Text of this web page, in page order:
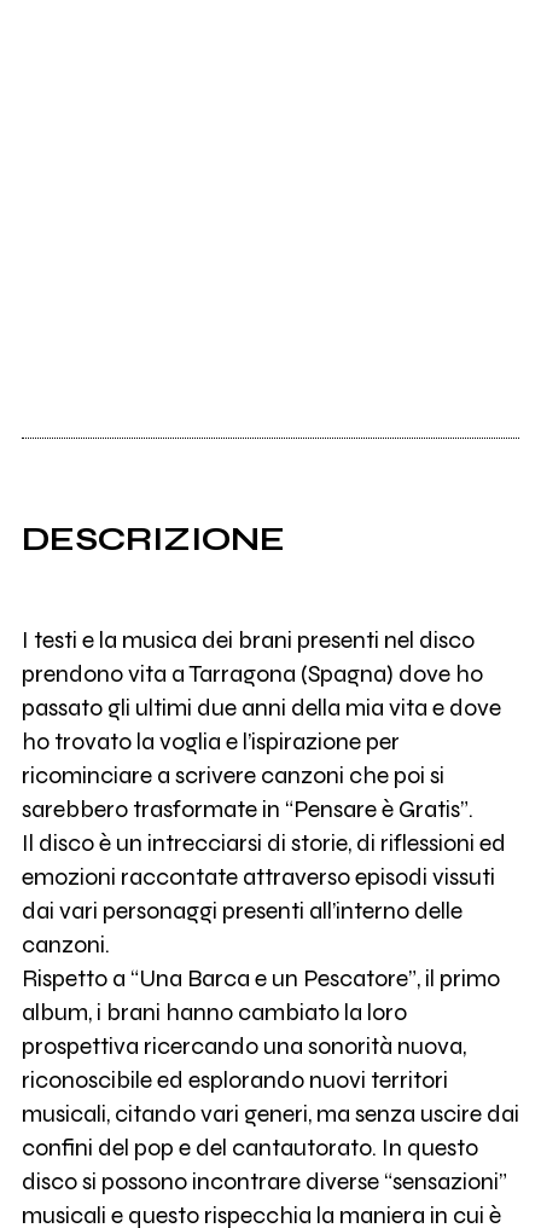
DESCRIZIONE
I testi e la musica dei brani presenti nel disco
prendono vita a Tarragona (Spagna) dove ho
passato gli ultimi due anni della mia vita e dove
ho trovato la voglia e l’ispirazione per
ricominciare a scrivere canzoni che poi si
sarebbero trasformate in “Pensare è Gratis”.
Il disco è un intrecciarsi di storie, di riflessioni ed
emozioni raccontate attraverso episodi vissuti
dai vari personaggi presenti all’interno delle
canzoni.
Rispetto a “Una Barca e un Pescatore”, il primo
album, i brani hanno cambiato la loro
prospettiva ricercando una sonorità nuova,
riconoscibile ed esplorando nuovi territori
musicali, citando vari generi, ma senza uscire dai
confini del pop e del cantautorato. In questo
disco si possono incontrare diverse “sensazioni”
musicali e questo rispecchia la maniera in cui è